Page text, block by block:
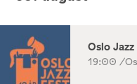
Oslo
19:00 /